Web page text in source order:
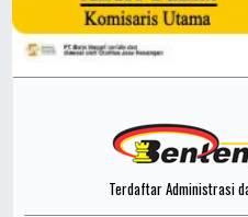
Terdaftar Administrasi